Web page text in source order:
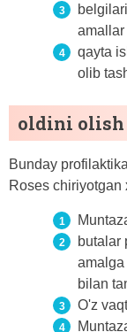
amallar
qayta
olib
oldini olish
Bunday
Roses chiriyotgan
butalar
bilan
O'z